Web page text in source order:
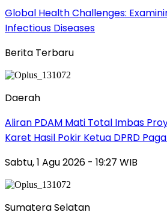
Global Health Challenges:
Infectious Diseases
Berita Terbaru
Daerah
Aliran PDAM Mati Total Imbas
Karet Hasil Pokir Ketua DPRD
Sabtu, 1 Agu 2026 - 19:27 WIB
Sumatera Selatan